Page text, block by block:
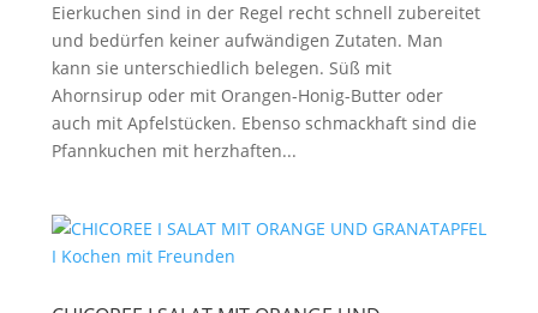
Eierkuchen sind in der Regel recht schnell zubereitet
und bedürfen keiner aufwändigen Zutaten. Man
kann sie unterschiedlich belegen. Süß mit
Ahornsirup oder mit Orangen-Honig-Butter oder
auch mit Apfelstücken. Ebenso schmackhaft sind die
Pfannkuchen mit herzhaften...